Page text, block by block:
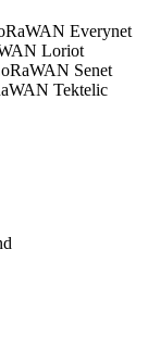
Everynet
Loriot
Senet
Tektelic